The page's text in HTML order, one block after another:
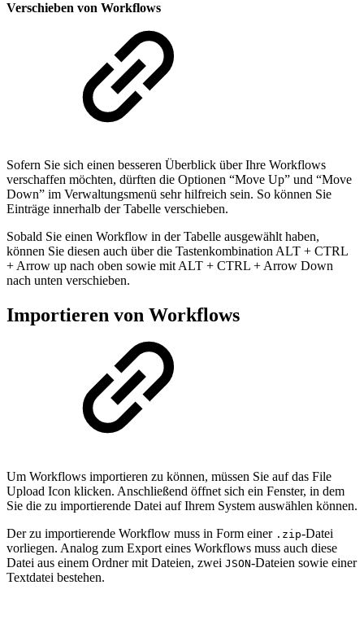
Verschieben von Workflows
Sofern Sie sich einen besseren Überblick über Ihre Workflows
verschaffen möchten, dürften die Optionen “Move Up” und “Move
Down” im Verwaltungsmenü sehr hilfreich sein. So können Sie
Einträge innerhalb der Tabelle verschieben.
Sobald Sie einen Workflow in der Tabelle ausgewählt haben,
können Sie diesen auch über die Tastenkombination ALT + CTRL
+ Arrow up nach oben sowie mit ALT + CTRL + Arrow Down
nach unten verschieben.
Importieren von Workflows
Um Workflows importieren zu können, müssen Sie auf das File
Upload Icon klicken. Anschließend öffnet sich ein Fenster, in dem
Sie die zu importierende Datei auf Ihrem System auswählen können.
Der zu importierende Workflow muss in Form einer .zip-Datei
vorliegen. Analog zum Export eines Workflows muss auch diese
Datei aus einem Ordner mit Dateien, zwei JSON-Dateien sowie einer
Textdatei bestehen.